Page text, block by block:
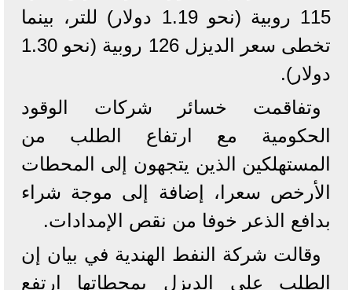
115 روبية (نحو 1.19 دولار) للتر، بينما
تخطى سعر الديزل 126 روبية (نحو 1.30
دولار).
وتفاقمت خسائر شركات الوقود
الحكومية مع ارتفاع الطلب من
المستهلكين الذين يتجهون إلى المحطات
الأرخص سعرا، إضافة إلى موجة شراء
بدافع الذعر خوفا من نقص الإمدادات.
وقالت شركة النفط الهندية في بيان إن
الطلب على الديزل بمحطاتها ارتفع